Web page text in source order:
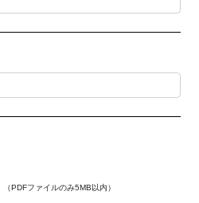
報の弊社管理者は、以下のと
会社 情報セキュリティ管理
PDFファイルのみ5MB以内）